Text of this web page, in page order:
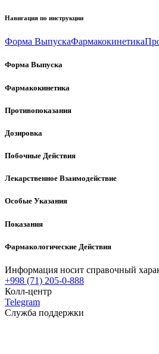
Навигация по инструкции
Форма ВыпускаФармакокинетика
Форма Выпуска
Фармакокинетика
Противопоказания
Дозировка
Побочные Действия
Лекарственное Взаимодействие
Особые Указания
Показания
Фармакологические Действия
Информация носит справочный
+998 (71) 205-0-888
Колл-центр
Telegram
Служба поддержки